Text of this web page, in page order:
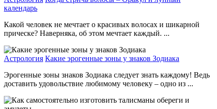
календарь
Какой человек не мечтает о красивых волосах и шикарной
прическе? Наверняка, об этом мечтает каждый. ...
Астрология Какие эрогенные зоны у знаков Зодиака
Эрогенные зоны знаков Зодиака следует знать каждому! Ведь
доставить удовольствие любимому человеку – одно из ...